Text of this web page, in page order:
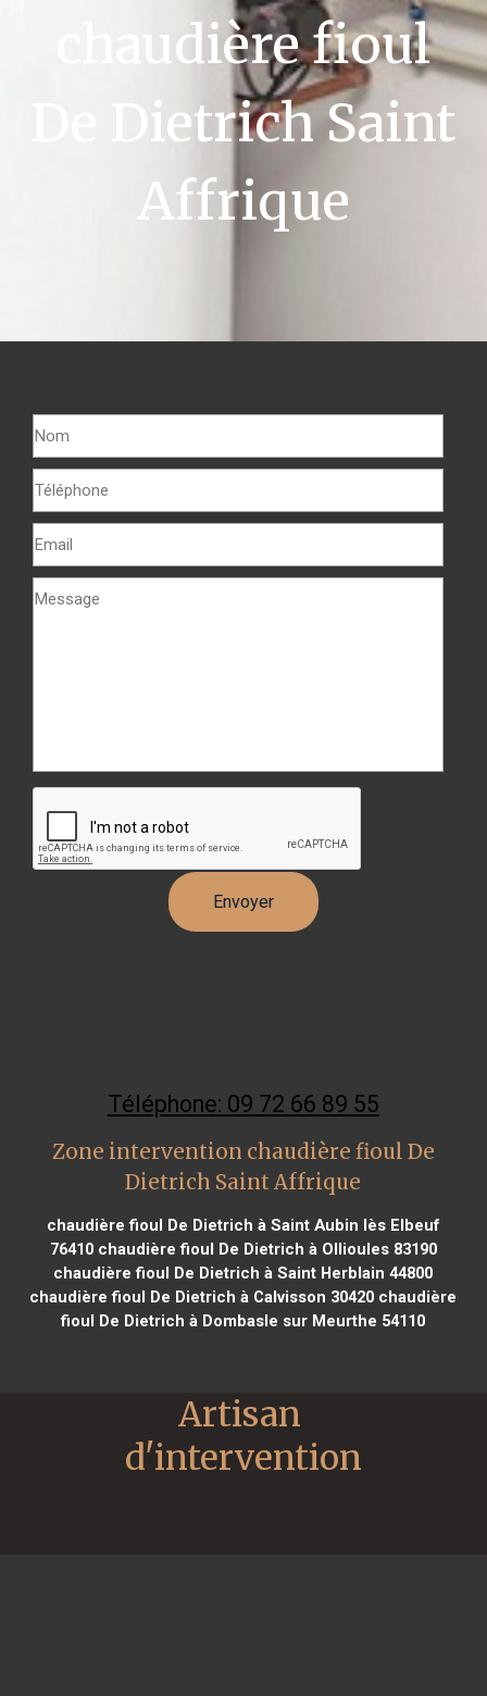
chaudière fioul
De Dietrich Saint
Affrique
Téléphone: 09 72 66 89 55
Zone intervention chaudière fioul De
Dietrich Saint Affrique
chaudière fioul De Dietrich à Saint Aubin lès Elbeuf
76410chaudière fioul De Dietrich à Ollioules 83190
chaudière fioul De Dietrich à Saint Herblain 44800
chaudière fioul De Dietrich à Calvisson 30420 chaudière
fioul De Dietrich à Dombasle sur Meurthe 54110
Artisan
d'intervention